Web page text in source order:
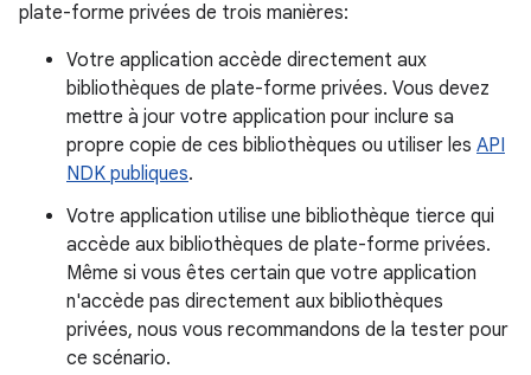
plate-forme privées de trois manières:
Votre application accède directement aux
bibliothèques de plate-forme privées. Vous devez
mettre à jour votre application pour inclure sa
propre copie de ces bibliothèques ou utiliser les API
NDK publiques.
Votre application utilise une bibliothèque tierce qui
accède aux bibliothèques de plate-forme privées.
Même si vous êtes certain que votre application
n'accède pas directement aux bibliothèques
privées, nous vous recommandons de la tester pour
ce scénario.